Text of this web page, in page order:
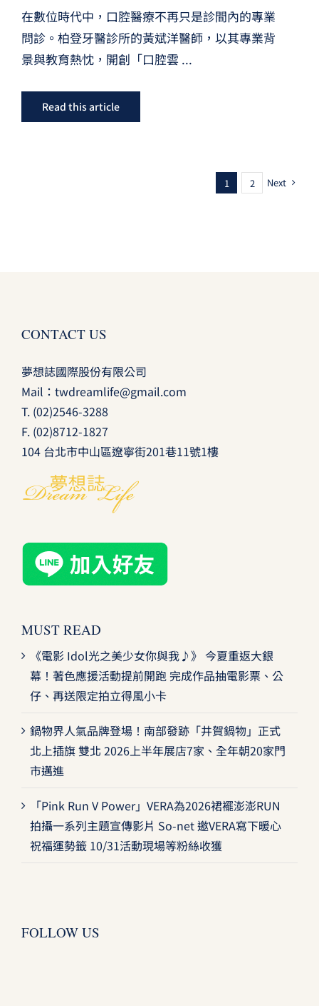
在數位時代中，口腔醫療不再只是診間內的專業
問診。柏登牙醫診所的黃斌洋醫師，以其專業背
景與教育熱忱，開創「口腔雲 ...
Read this article
1 2 Next
CONTACT US
夢想誌國際股份有限公司
Mail： twdreamlife@gmail.com
T. (02)2546-3288
F. (02)8712-1827
104 台北市中山區遼寧街201巷11號1樓
MUST READ
《電影 Idol光之美少女你與我♪》 今夏重返大銀
幕！著色應援活動提前開跑 完成作品抽電影票、公
仔、再送限定拍立得風小卡
鍋物界人氣品牌登場！南部發跡「井賀鍋物」正式
北上插旗 雙北 2026上半年展店7家、全年朝20家門
市邁進
「Pink Run V Power」VERA為2026裙襬澎澎RUN
拍攝一系列主題宣傳影片 So-net 邀VERA寫下暖心
祝福運勢籤 10/31活動現場等粉絲收獲
FOLLOW US